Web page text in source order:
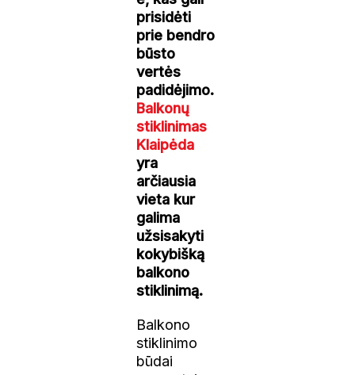
prisidėti
prie bendro
būsto
vertės
padidėjimo.
Balkonų
stiklinimas
Klaipėda
yra
arčiausia
vieta kur
galima
užsisakyti
kokybišką
balkono
stiklinimą.
Balkono
stiklinimo
būdai